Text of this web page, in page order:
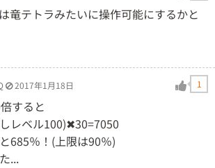
竜テトラみたいに操作可能にするかと
2017年1月18日 1
すると
レベル100)✖30=7050
685％！(上限は90％)
...